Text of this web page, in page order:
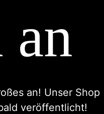
an
an! Unser Shop
veröffentlicht!